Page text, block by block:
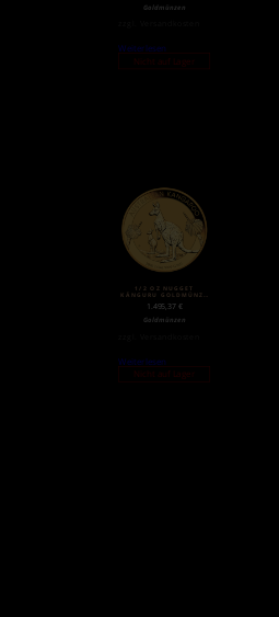
Goldmünzen
Weiterlesen
Nicht auf Lager
1/2 OZ NUGGET
KÄNGURU GOLDMÜNZE
1.495,37 €
Goldmünzen
Weiterlesen
Nicht auf Lager